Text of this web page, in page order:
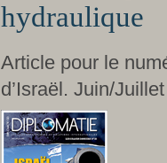
hydraulique
Article pour le
d’Israël. Juin/